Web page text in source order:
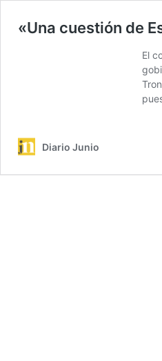
«Una cuestión de
El
Diario Junio